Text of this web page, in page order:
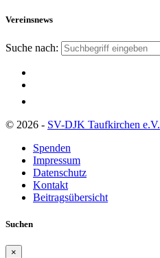
Vereinsnews
Suche nach:
© 2026 - SV-DJK Taufkirchen e.V.
Spenden
Impressum
Datenschutz
Kontakt
Beitragsübersicht
Suchen
×